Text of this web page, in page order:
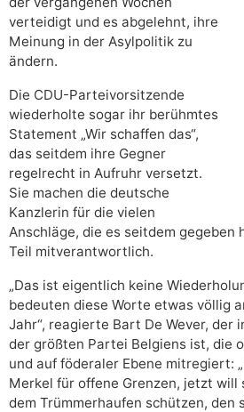
verteidigt und es abgelehnt, ihre
Meinung in der Asylpolitik zu
ändern.
Die CDU-Parteivorsitzende
wiederholte sogar ihr berühmtes
Statement „Wir schaffen das“,
das seitdem ihre Gegner
regelrecht in Aufruhr versetzt.
Sie machen die deutsche
Kanzlerin für die vielen
Anschläge, die es seitdem gegeben
Teil mitverantwortlich.
„Das ist eigentlich keine
bedeuten diese Worte etwas völlig
Jahr“, reagierte Bart De Wever, der
der größten Partei Belgiens ist, die
und auf föderaler Ebene mitregiert:
Merkel für offene Grenzen, jetzt will
dem Trümmerhaufen schützen, den